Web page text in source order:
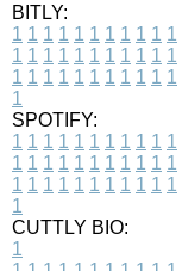
BITLY:
1 1 1 1 1 1 1 1 1 1 1
1 1 1 1 1 1 1 1 1 1 1
1 1 1 1 1 1 1 1 1 1 1
1
SPOTIFY:
1 1 1 1 1 1 1 1 1 1 1
1 1 1 1 1 1 1 1 1 1 1
1 1 1 1 1 1 1 1 1 1 1
1
CUTTLY BIO:
1